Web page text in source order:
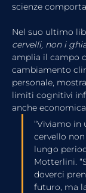
scienze
Nel suo ultimo
cervelli, non i
amplia il campo
cambiamento
personale,
limiti cognitivi
anche economica.
“Viviamo in
cervello
lungo
Motterlini.
doverci
futuro, ma